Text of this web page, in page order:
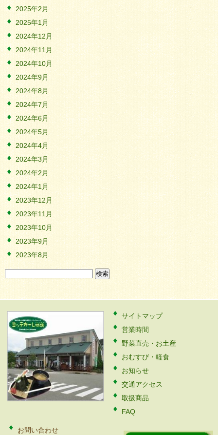
2025年2月
2025年1月
2024年12月
2024年11月
2024年10月
2024年9月
2024年8月
2024年7月
2024年6月
2024年5月
2024年4月
2024年3月
2024年2月
2024年1月
2023年12月
2023年11月
2023年10月
2023年9月
2023年8月
サイトマップ
営業時間
野菜直売・お土産
おむすび・軽食
お知らせ
交通アクセス
取扱商品
FAQ
お問い合わせ